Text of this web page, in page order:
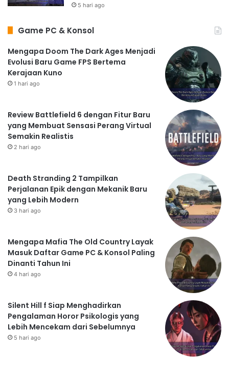
5 hari ago
Game PC & Konsol
Mengapa Doom The Dark Ages Menjadi
Evolusi Baru Game FPS Bertema
Kerajaan Kuno
1 hari ago
Review Battlefield 6 dengan Fitur Baru
yang Membuat Sensasi Perang Virtual
Semakin Realistis
2 hari ago
Death Stranding 2 Tampilkan
Perjalanan Epik dengan Mekanik Baru
yang Lebih Modern
3 hari ago
Mengapa Mafia The Old Country Layak
Masuk Daftar Game PC & Konsol Paling
Dinanti Tahun Ini
4 hari ago
Silent Hill f Siap Menghadirkan
Pengalaman Horor Psikologis yang
Lebih Mencekam dari Sebelumnya
5 hari ago